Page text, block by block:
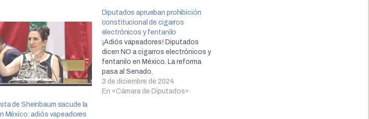
de Sheinbaum sacude la
México: adiós vapeadores
Diputados aprueban prohibición
constitucional de cigarros
electrónicos y fentanilo
¡Adiós vapeadores! Diputados
dicen NO a cigarros electrónicos y
fentanilo en México. La reforma
pasa al Senado.
3 de diciembre de 2024
En «Cámara de Diputados»